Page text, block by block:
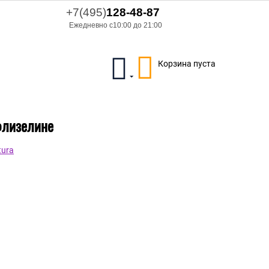
+7(495)128-48-87
Ежедневно с10:00 до 21:00
Корзина пуста